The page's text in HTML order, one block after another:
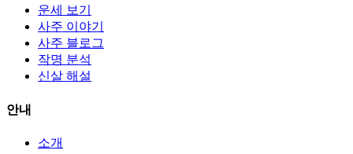
운세 보기
사주 이야기
사주 블로그
작명 분석
신살 해설
안내
소개